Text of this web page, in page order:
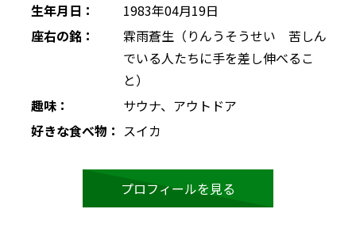
生年月日：
1983年04月19日
座右の銘：
霖雨蒼生（りんうそうせい 苦しん
でいる人たちに手を差し伸べるこ
と）
趣味：
サウナ、アウトドア
好きな食べ物： スイカ
プロフィールを見る